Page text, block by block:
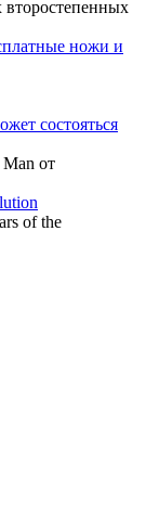
второстепенных
ножи и
состояться
от
of the